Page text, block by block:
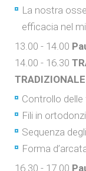
La nostra
efficacia nel
13.00 - 14.00
14.00 - 16.30
Controllo delle
Fili in
Sequenza
Forma
16.30 - 17.00